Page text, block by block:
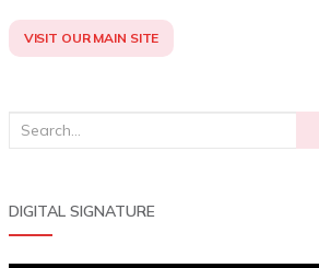
VISIT OUR MAIN SITE
Search
DIGITAL SIGNATURE